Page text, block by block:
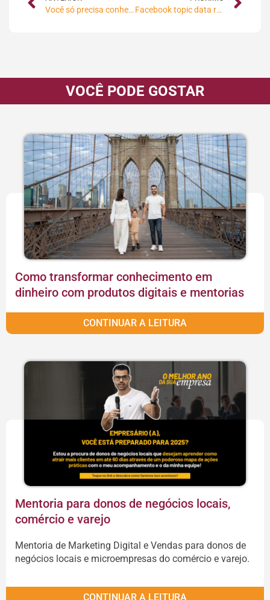
Você só precisa conhecer 3 PALAVRAS para utilizar STORYTELLING Facebook topic data representa uma nova revolução na análise de dados sociais, e já está disponível no Brasil
VOCÊ PODE GOSTAR
Como transformar conhecimento em
dinheiro com produtos digitais e mentorias
CONTINUAR A LEITURA
Mentoria para donos de negócios locais,
comércio e varejo
Mentoria de Marketing Digital e Vendas para donos de
negócios locais e microempresas do comércio e varejo.
CONTINUAR A LEITURA